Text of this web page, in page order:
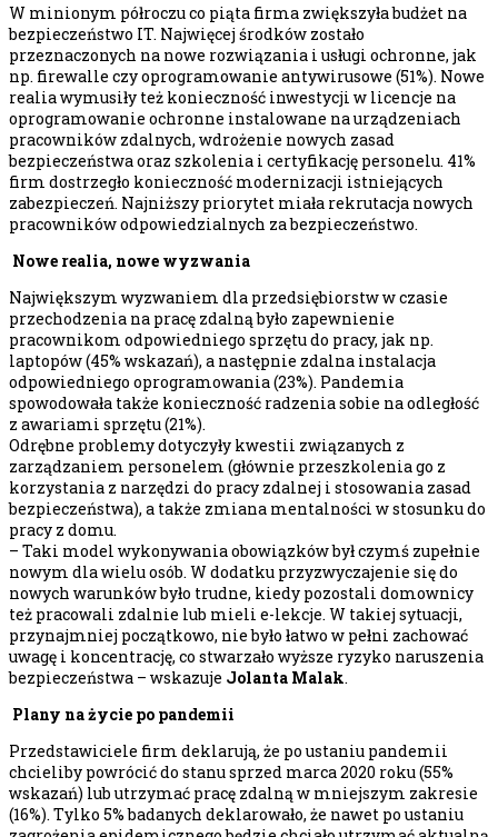
W minionym półroczu co piąta firma zwiększyła budżet na
bezpieczeństwo IT. Najwięcej środków zostało
przeznaczonych na nowe rozwiązania i usługi ochronne, jak
np. firewalle czy oprogramowanie antywirusowe (51%). Nowe
realia wymusiły też konieczność inwestycji w licencje na
oprogramowanie ochronne instalowane na urządzeniach
pracowników zdalnych, wdrożenie nowych zasad
bezpieczeństwa oraz szkolenia i certyfikację personelu. 41%
firm dostrzegło konieczność modernizacji istniejących
zabezpieczeń. Najniższy priorytet miała rekrutacja nowych
pracowników odpowiedzialnych za bezpieczeństwo.
Nowe realia, nowe wyzwania
Największym wyzwaniem dla przedsiębiorstw w czasie
przechodzenia na pracę zdalną było zapewnienie
pracownikom odpowiedniego sprzętu do pracy, jak np.
laptopów (45% wskazań), a następnie zdalna instalacja
odpowiedniego oprogramowania (23%). Pandemia
spowodowała także konieczność radzenia sobie na odległość
z awariami sprzętu (21%).
Odrębne problemy dotyczyły kwestii związanych z
zarządzaniem personelem (głównie przeszkolenia go z
korzystania z narzędzi do pracy zdalnej i stosowania zasad
bezpieczeństwa), a także zmiana mentalności w stosunku do
pracy z domu.
– Taki model wykonywania obowiązków był czymś zupełnie
nowym dla wielu osób. W dodatku przyzwyczajenie się do
nowych warunków było trudne, kiedy pozostali domownicy
też pracowali zdalnie lub mieli e-lekcje. W takiej sytuacji,
przynajmniej początkowo, nie było łatwo w pełni zachować
uwagę i koncentrację, co stwarzało wyższe ryzyko naruszenia
bezpieczeństwa – wskazuje Jolanta Malak.
Plany na życie po pandemii
Przedstawiciele firm deklarują, że po ustaniu pandemii
chcieliby powrócić do stanu sprzed marca 2020 roku (55%
wskazań) lub utrzymać pracę zdalną w mniejszym zakresie
(16%). Tylko 5% badanych deklarowało, że nawet po ustaniu